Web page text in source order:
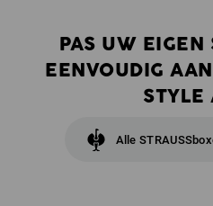
PAS UW EIGEN
EENVOUDIG
STYLE
Alle